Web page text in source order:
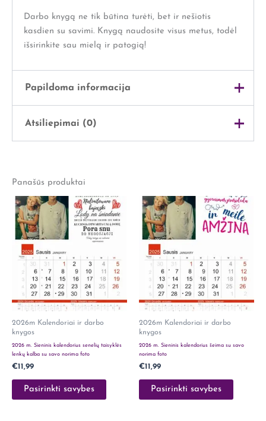
Darbo knygą ne tik būtina turėti, bet ir nešiotis
kasdien su savimi. Knygą naudosite visus metus, todėl
išsirinkite sau mielą ir patogią!
Papildoma informacija
Svoris
Atsiliepimai (0)
Rašyti atsiliepimą gali tik prisijungę pirkėjai, kurie yra
įsigiję šį produktą.
Panašūs produktai
2026m Kalendoriai ir darbo
knygos
2026 m. Sieninis kalendorius senelių taisyklės
lenkų kalba su savo norima foto
€11,99
Pasirinkti savybes
2026m Kalendoriai ir darbo
knygos
2026 m. Sieninis kalendorius šeima su savo
norima foto
€11,99
Pasirinkti savybes